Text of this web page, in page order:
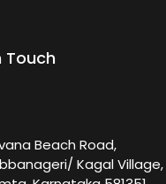
Touch
Beach Road,
Kagal Village,